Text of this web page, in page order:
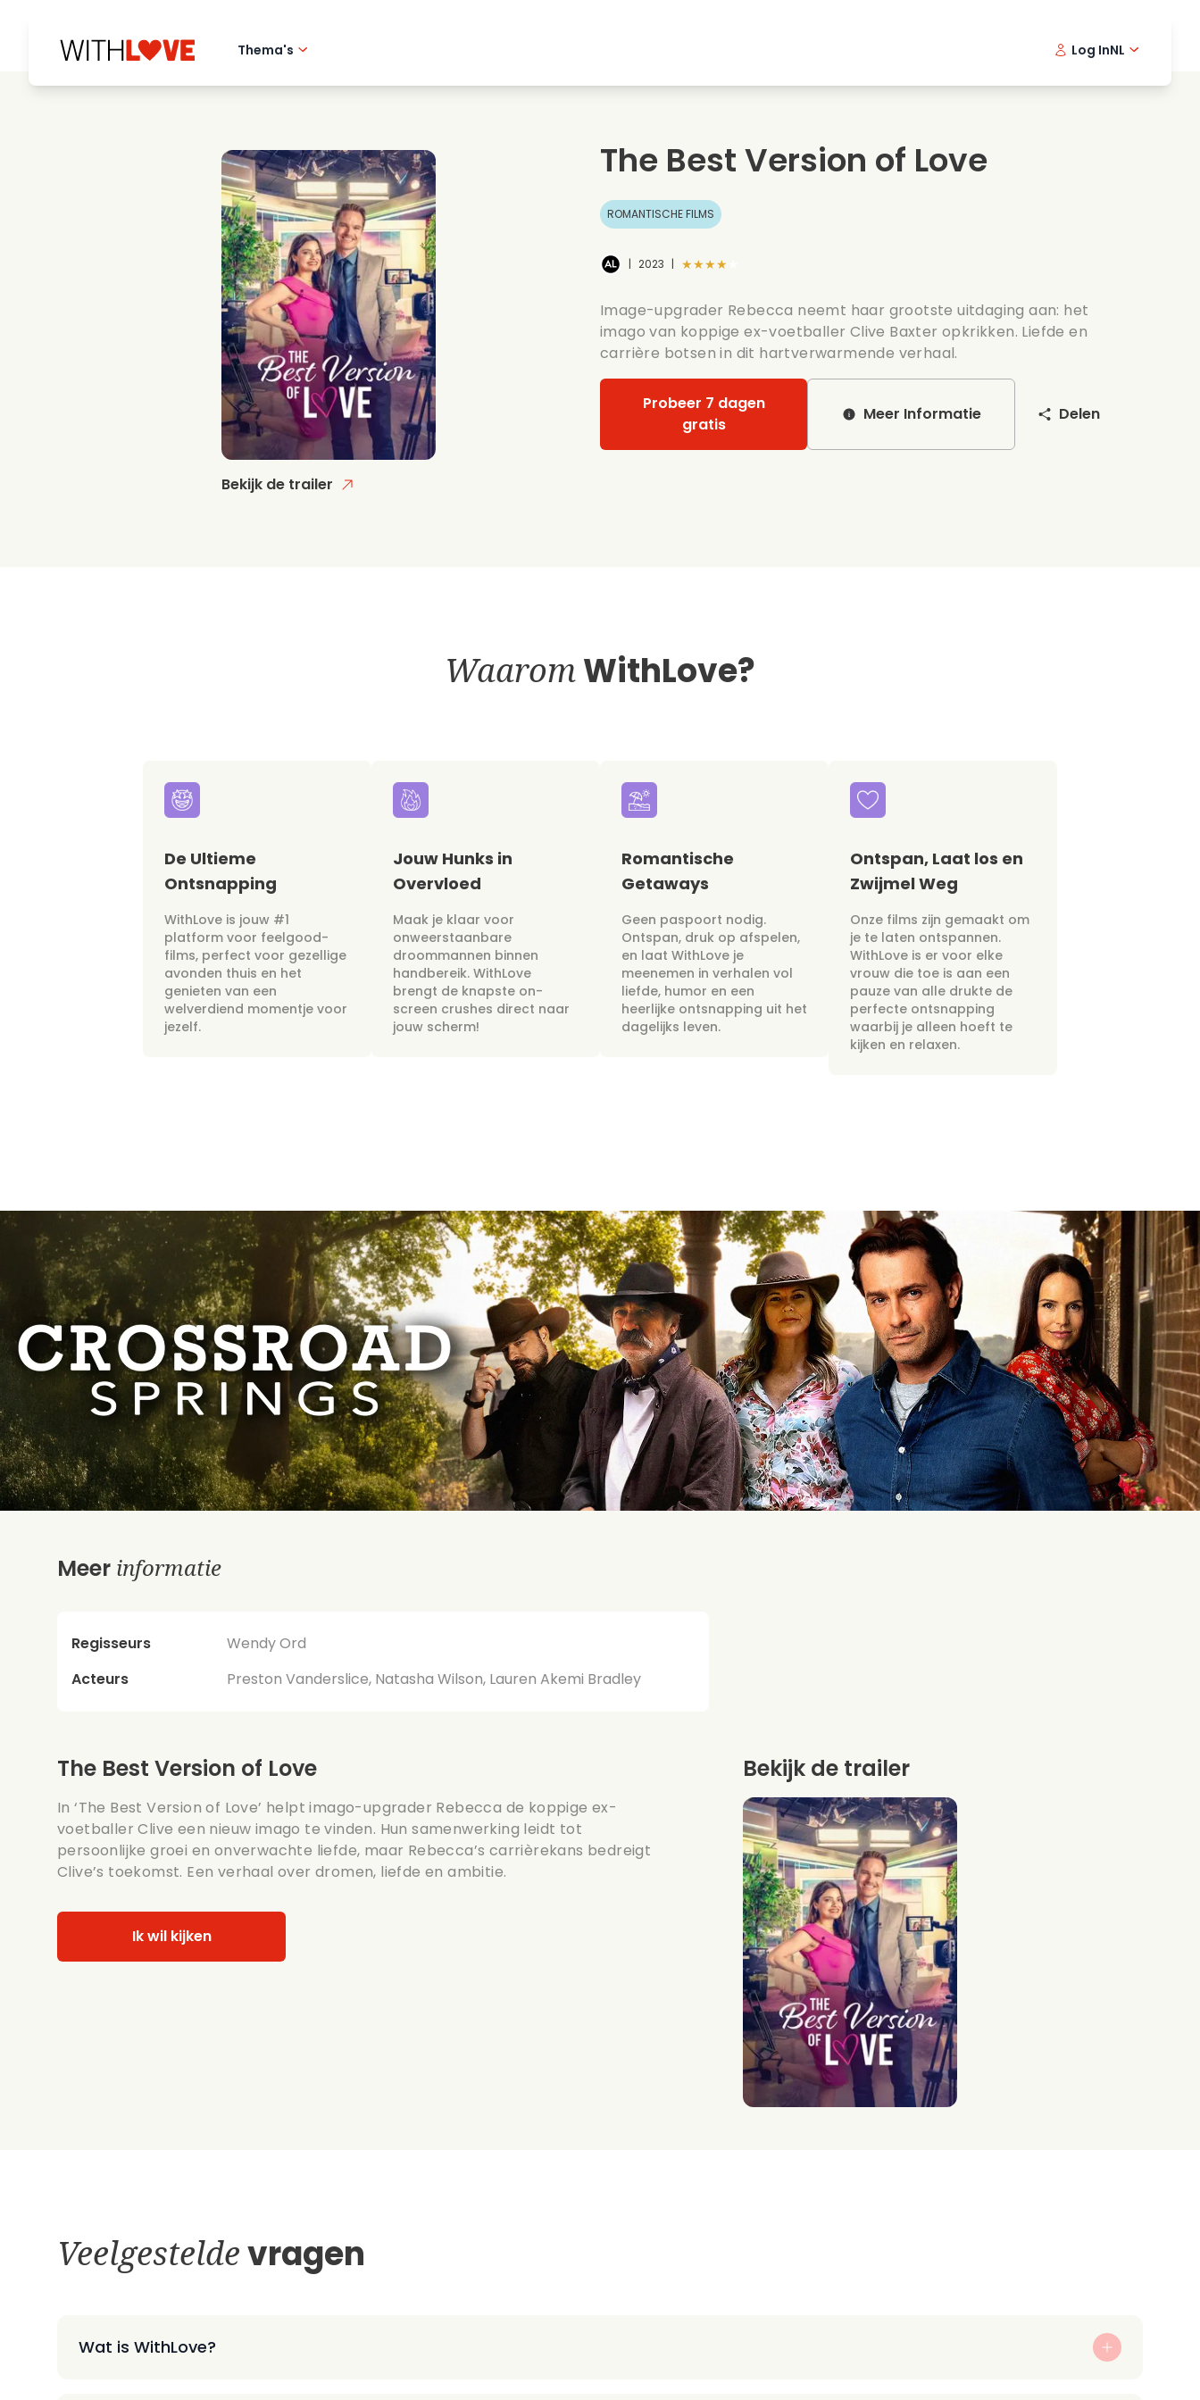
Thema's
Mysteries
Zomerse films
Date films
Romantische series
Bruiloft
Log InNL
Bekijk de trailer
The Best Version of Love
ROMANTISCHE FILMS
| 2023 | ★★★★★
Image-upgrader Rebecca neemt haar grootste uitdaging aan: het
imago van koppige ex-voetballer Clive Baxter opkrikken. Liefde en
carrière botsen in dit hartverwarmende verhaal.
Probeer 7 dagen
gratis
Meer Informatie Delen
WaaromWithLove?
De Ultieme
Ontsnapping
WithLove is jouw #1
platform voor feelgood-
films, perfect voor gezellige
avonden thuis en het
genieten van een
welverdiend momentje voor
jezelf.
Jouw Hunks in
Overvloed
Maak je klaar voor
onweerstaanbare
droommannen binnen
handbereik. WithLove
brengt de knapste on-
screen crushes direct naar
jouw scherm!
Romantische
Getaways
Geen paspoort nodig.
Ontspan, druk op afspelen,
en laat WithLove je
meenemen in verhalen vol
liefde, humor en een
heerlijke ontsnapping uit het
dagelijks leven.
Ontspan, Laat los en
Zwijmel Weg
Onze films zijn gemaakt om
je te laten ontspannen.
WithLove is er voor elke
vrouw die toe is aan een
pauze van alle drukte de
perfecte ontsnapping
waarbij je alleen hoeft te
kijken en relaxen.
Meer informatie
Regisseurs
Wendy Ord
Acteurs
Preston Vanderslice, Natasha Wilson, Lauren Akemi Bradley
The Best Version of Love
In ‘The Best Version of Love’ helpt imago-upgrader Rebecca de koppige ex-
voetballer Clive een nieuw imago te vinden. Hun samenwerking leidt tot
persoonlijke groei en onverwachte liefde, maar Rebecca’s carrièrekans bedreigt
Clive’s toekomst. Een verhaal over dromen, liefde en ambitie.
Ik wil kijken
Bekijk de trailer
Veelgesteldevragen
Wat is WithLove?